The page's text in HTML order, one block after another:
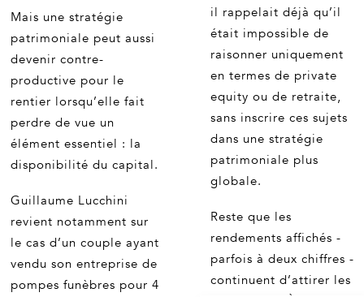
Mais une stratégie
patrimoniale peut aussi
devenir contre-
productive pour le
rentier lorsqu’elle fait
perdre de vue un
élément essentiel : la
disponibilité du capital.
Guillaume Lucchini
revient notamment sur
le cas d’un couple ayant
vendu son entreprise de
pompes funèbres pour 4
il rappelait déjà qu’il
était impossible de
raisonner uniquement
en termes de private
equity ou de retraite,
sans inscrire ces sujets
dans une stratégie
patrimoniale plus
globale.
Reste que les
rendements affichés -
parfois à deux chiffres -
continuent d’attirer les